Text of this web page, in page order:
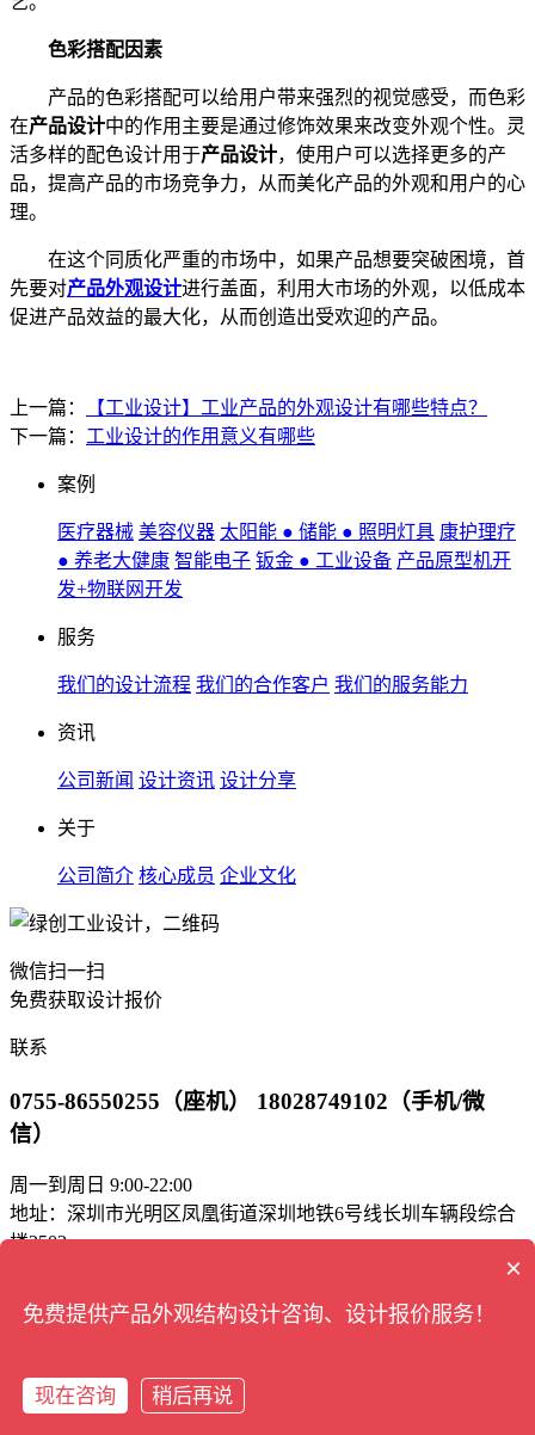
色彩搭配因素
产品的色彩搭配可以给用户带来强烈的视觉感受，而色彩
在产品设计中的作用主要是通过修饰效果来改变外观个性。灵
活多样的配色设计用于产品设计，使用户可以选择更多的产
品，提高产品的市场竞争力，从而美化产品的外观和用户的心
理。
在这个同质化严重的市场中，如果产品想要突破困境，首
先要对产品外观设计进行盖面，利用大市场的外观，以低成本
促进产品效益的最大化，从而创造出受欢迎的产品。
上一篇：
【工业设计】工业产品的外观设计有哪些特点？
下一篇： 工业设计的作用意义有哪些
案例
医疗器械 美容仪器 太阳能 ● 储能 ● 照明灯具 康护理疗
● 养老大健康 智能电子 钣金 ● 工业设备 产品原型机开
发+物联网开发
服务
我们的设计流程 我们的合作客户 我们的服务能力
资讯
公司新闻 设计资讯 设计分享
关于
公司简介 核心成员 企业文化
微信扫一扫
免费获取设计报价
联系
0755-86550255（座机） 18028749102（手机/微
信）
周一到周日 9:00-22:00
地址：深圳市光明区凤凰街道深圳地铁6号线长圳车辆段综合
楼2503
版权所有 © 深圳市绿创工业设计 公司
联系我们/网站地图/招聘信息
×
免费提供产品外观结构设计咨询、设计报价服务！
现在咨询
稍后再说
在线咨询